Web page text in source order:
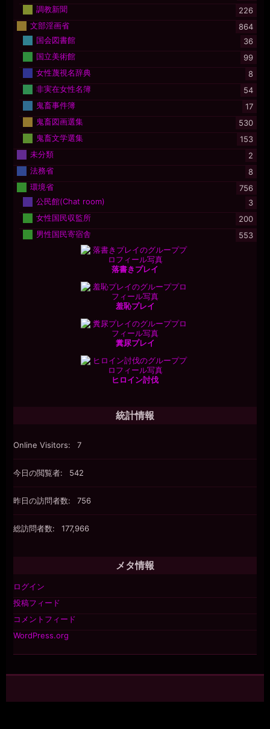
調教新聞
226
文部淫画省
864
国会図書館
36
国立美術館
99
女性蔑視名辞典
8
非実在女性名簿
54
鬼畜事件簿
17
鬼畜図画選集
530
鬼畜文学選集
153
未分類
2
法務省
8
環境省
756
公民館(Chat room)
3
女性国民収監所
200
男性国民寄宿舎
553
落書きプレイ
羞恥プレイ
糞尿プレイ
ヒロイン討伐
統計情報
Online Visitors: 7
今日の閲覧者: 542
昨日の訪問者数: 756
総訪問者数: 177,966
メタ情報
ログイン
投稿フィード
コメントフィード
WordPress.org